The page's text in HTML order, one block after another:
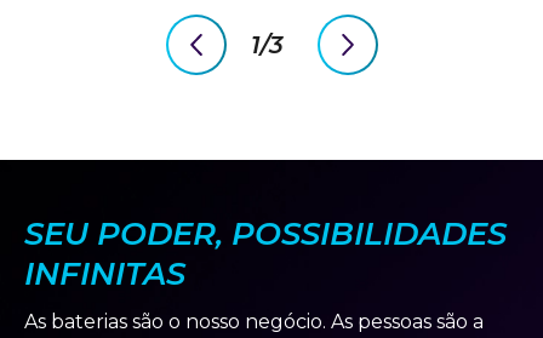
FAT
KARTING
LEAGUE
TO
THE
OF
MOTORSPORT
previous
slide
1/3
next
slide
SEU PODER, POSSIBILIDADES
INFINITAS
As baterias são o nosso negócio. As pessoas são a